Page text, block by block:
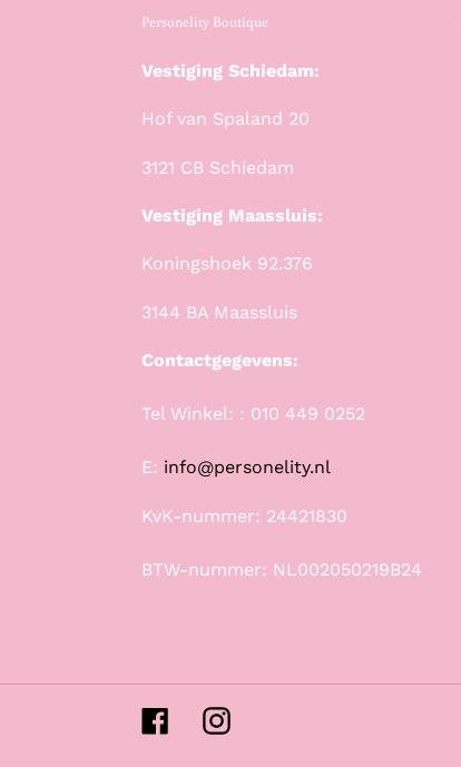
Personelity Boutique
Vestiging Schiedam:
Hof van Spaland 20
3121 CB Schiedam
Vestiging Maassluis:
Koningshoek 92.376
3144 BA Maassluis
Contactgegevens:
Tel Winkel: : 010 449 0252
E: info@personelity.nl
KvK-nummer: 24421830
BTW-nummer: NL002050219B24
FacebookInstagram